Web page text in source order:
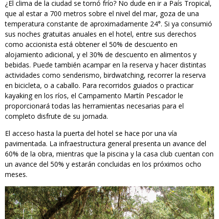
¿El clima de la ciudad se tornó frío? No dude en ir a País Tropical,
que al estar a 700 metros sobre el nivel del mar, goza de una
temperatura constante de aproximadamente 24°. Si ya consumió
sus noches gratuitas anuales en el hotel, entre sus derechos
como accionista está obtener el 50% de descuento en
alojamiento adicional, y el 30% de descuento en alimentos y
bebidas. Puede también acampar en la reserva y hacer distintas
actividades como senderismo, birdwatching, recorrer la reserva
en bicicleta, o a caballo. Para recorridos guiados o practicar
kayaking en los ríos, el Campamento Martín Pescador le
proporcionará todas las herramientas necesarias para el
completo disfrute de su jornada.
El acceso hasta la puerta del hotel se hace por una vía
pavimentada. La infraestructura general presenta un avance del
60% de la obra, mientras que la piscina y la casa club cuentan con
un avance del 50% y estarán concluidas en los próximos ocho
meses.